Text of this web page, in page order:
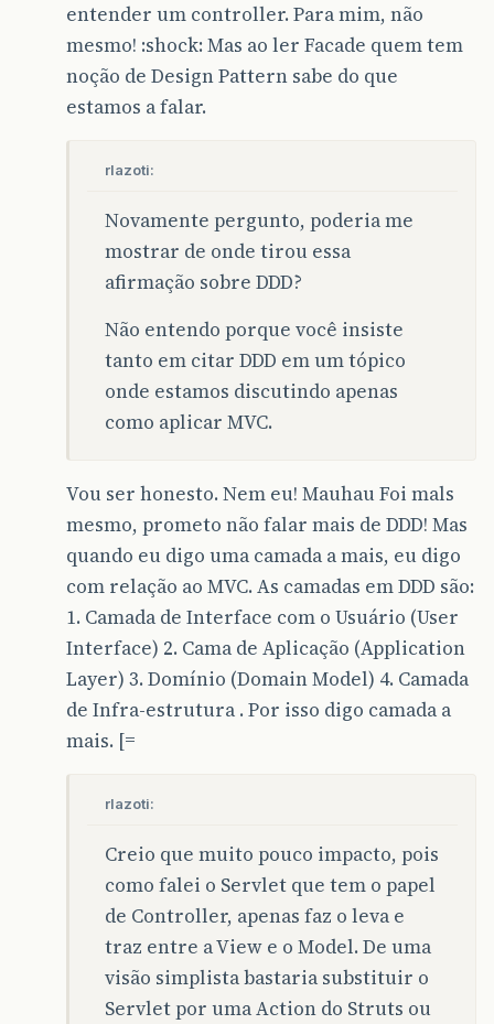
entender um controller. Para mim, não
mesmo! :shock: Mas ao ler Facade quem tem
noção de Design Pattern sabe do que
estamos a falar.
rlazoti:
Novamente pergunto, poderia me
mostrar de onde tirou essa
afirmação sobre DDD?
Não entendo porque você insiste
tanto em citar DDD em um tópico
onde estamos discutindo apenas
como aplicar MVC.
Vou ser honesto. Nem eu! Mauhau Foi mals
mesmo, prometo não falar mais de DDD! Mas
quando eu digo uma camada a mais, eu digo
com relação ao MVC. As camadas em DDD são:
1. Camada de Interface com o Usuário (User
Interface) 2. Cama de Aplicação (Application
Layer) 3. Domínio (Domain Model) 4. Camada
de Infra-estrutura . Por isso digo camada a
mais. [=
rlazoti:
Creio que muito pouco impacto, pois
como falei o Servlet que tem o papel
de Controller, apenas faz o leva e
traz entre a View e o Model. De uma
visão simplista bastaria substituir o
Servlet por uma Action do Struts ou